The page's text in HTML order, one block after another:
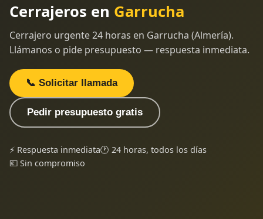
Cerrajeros en Garrucha
Cerrajero urgente 24 horas en Garrucha (Almería).
Llámanos o pide presupuesto — respuesta inmediata.
📞 Solicitar llamada
Pedir presupuesto gratis
⚡ Respuesta inmediata🕐 24 horas, todos los días
💶 Sin compromiso